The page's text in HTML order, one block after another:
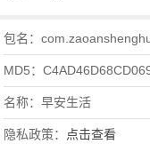
包名：
MD5：
名称：早安生活
隐私政策： 点击查看